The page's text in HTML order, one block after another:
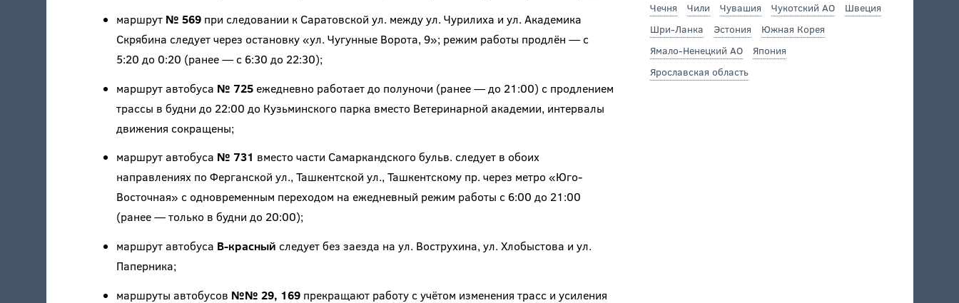
маршрут № 569при следовании к Саратовской ул. между ул. Чурилиха и ул. Академика
Скрябина следует через остановку «ул. Чугунные Ворота, 9»; режим работы продлён — с
5:20 до 0:20 (ранее — с 6:30 до 22:30);
маршрут автобуса № 725ежедневно работает до полуночи (ранее — до 21:00) с продлением
трассы в будни до 22:00 до Кузьминского парка вместо Ветеринарной академии, интервалы
движения сокращены;
маршрут автобуса № 731 вместо части Самаркандского бульв. следует в обоих
направлениях по Ферганской ул., Ташкентской ул., Ташкентскому пр. через метро «Юго-
Восточная» с одновременным переходом на ежедневный режим работы с 6:00 до 21:00
(ранее — только в будни до 20:00);
маршрут автобуса В-красный следует без заезда на ул. Вострухина, ул. Хлобыстова и ул.
Паперника;
маршруты автобусов №№ 29, 169прекращают работу с учётом изменения трасс и усиления
Чечня
Чили Чувашия Чукотский АО
Швеция
Шри-Ланка
Эстония
Южная Корея
Ямало-Ненецкий АО
Япония
Ярославская область